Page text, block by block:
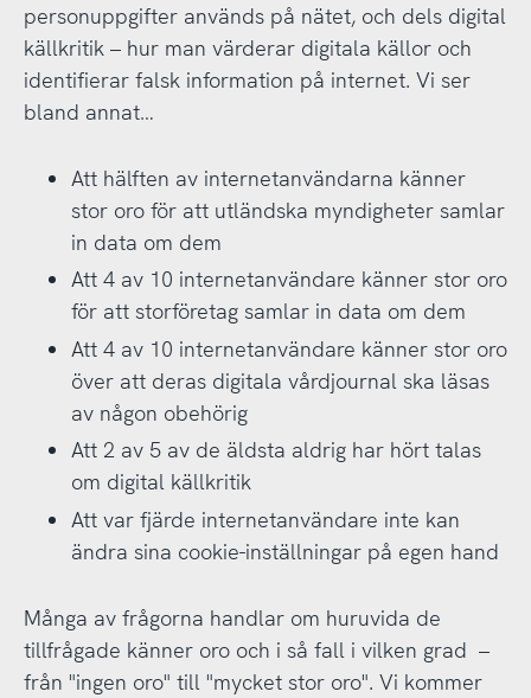
personuppgifter används på nätet, och dels digital
källkritik – hur man värderar digitala källor och
identifierar falsk information på internet. Vi ser
bland annat…
Att hälften av internetanvändarna känner
stor oro för att utländska myndigheter samlar
in data om dem
Att 4 av 10 internetanvändare känner stor oro
för att storföretag samlar in data om dem
Att 4 av 10 internetanvändare känner stor oro
över att deras digitala vårdjournal ska läsas
av någon obehörig
Att 2 av 5 av de äldsta aldrig har hört talas
om digital källkritik
Att var fjärde internetanvändare inte kan
ändra sina cookie-inställningar på egen hand
Många av frågorna handlar om huruvida de
tillfrågade känner oro och i så fall i vilken grad –
från "ingen oro" till "mycket stor oro". Vi kommer